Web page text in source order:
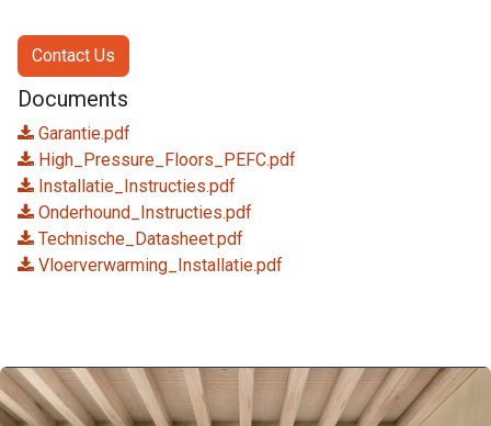
Contact Us
Documents
Garantie.pdf
High_Pressure_Floors_PEFC.pdf
Installatie_Instructies.pdf
Onderhound_Instructies.pdf
Technische_Datasheet.pdf
Vloerverwarming_Installatie.pdf